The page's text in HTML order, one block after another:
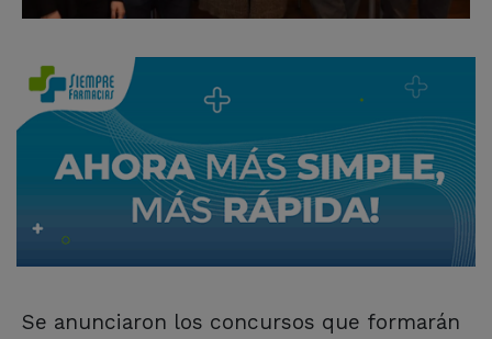
Se anunciaron los concursos que formarán